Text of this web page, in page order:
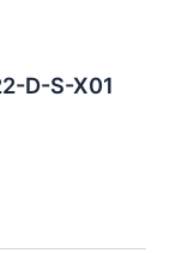
D-S-X01